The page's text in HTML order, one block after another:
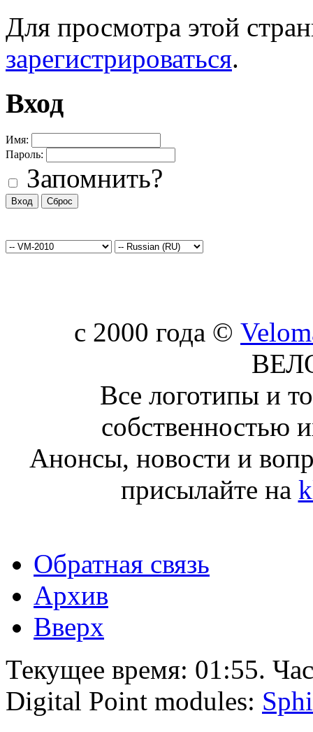
Для просмотра этой
зарегистрироваться.
Вход
Имя:
Пароль:
Запомнить?
c 2000 года ©
Все логотипы и
собственностью
Анонсы, новости и
присылайте на
Обратная связь
Архив
Вверх
Текущее время: 01:55.
Digital Point modules: